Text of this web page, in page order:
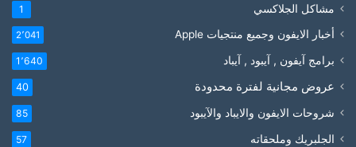
مشاكل الجلاكسي 1
أخبار الايفون وجميع منتجيات Apple 2٬041
برامج آيفون , آيبود , آيباد 1٬640
عروض مجانية لفترة محدودة 40
شروحات الايفون والايباد والآيبود 85
الجلبريك وملحقاته 57